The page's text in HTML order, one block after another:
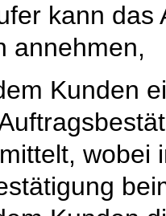
kann
annehmen,
Kunden
wobei